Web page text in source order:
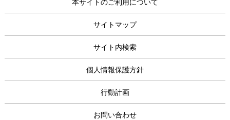
サイトマップ
サイト内検索
個人情報保護方針
行動計画
お問い合わせ